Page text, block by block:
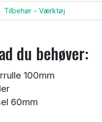
Tilbehør - Værktøj
du behøver:
100mm
60mm